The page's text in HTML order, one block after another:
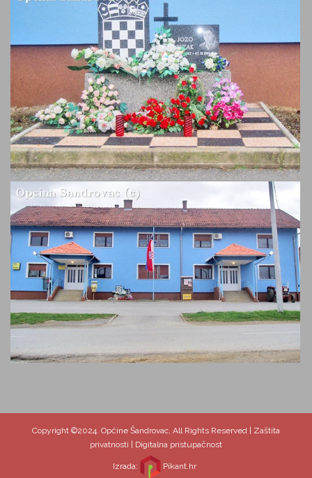
Copyright ©2024. Općine Šandrovac, All Rights Reserved | Zaštita
privatnosti | Digitalna pristupačnost
Izrada: Pikant.hr